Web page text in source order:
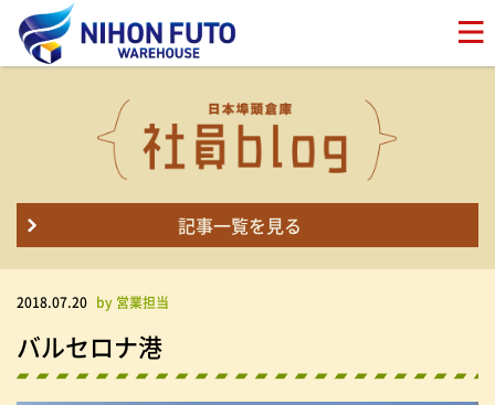
記事一覧を見る
2018.07.20 by 営業担当
バルセロナ港